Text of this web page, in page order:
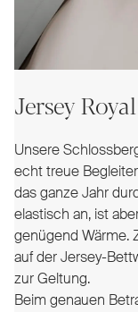
Jersey Royal
Unsere
echt treue
das ganze Jahr
elastisch an, ist
genügend Wärme.
auf der Jersey-
zur Geltung.
Beim genauen